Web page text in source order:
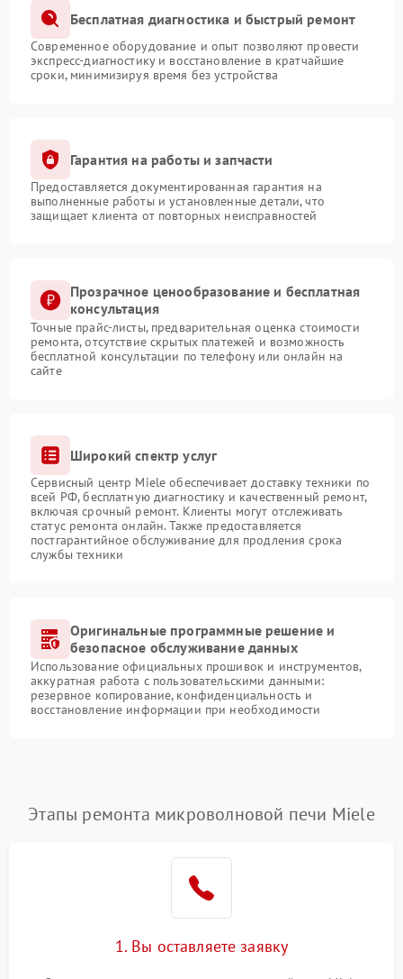
Бесплатная диагностика и быстрый ремонт
Современное оборудование и опыт позволяют провести
экспресс-диагностику и восстановление в кратчайшие
сроки, минимизируя время без устройства
Гарантия на работы и запчасти
Предоставляется документированная гарантия на
выполненные работы и установленные детали, что
защищает клиента от повторных неисправностей
Прозрачное ценообразование и бесплатная
консультация
Точные прайс-листы, предварительная оценка стоимости
ремонта, отсутствие скрытых платежей и возможность
бесплатной консультации по телефону или онлайн на
сайте
Широкий спектр услуг
Сервисный центр Miele обеспечивает доставку техники по
всей РФ, бесплатную диагностику и качественный ремонт,
включая срочный ремонт. Клиенты могут отслеживать
статус ремонта онлайн. Также предоставляется
постгарантийное обслуживание для продления срока
службы техники
Оригинальные программные решение и
безопасное обслуживание данных
Использование официальных прошивок и инструментов,
аккуратная работа с пользовательскими данными:
резервное копирование, конфиденциальность и
восстановление информации при необходимости
Этапы ремонта микроволновой печи Miele
1. Вы оставляете заявку